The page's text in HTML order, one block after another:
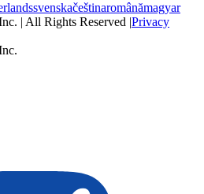
svenskačeštinaromânămagyar
| All Rights Reserved |Privacy